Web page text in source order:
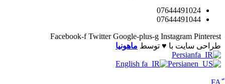
07644491024
07644491044
Facebook-f Twitter Google-plus-g Instagram Pinterest
طراحی سایت با ♥️ توسط ماهونیا
Persian
English
Persian